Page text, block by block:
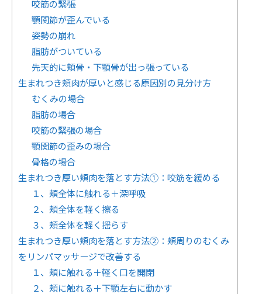
咬筋の緊張
顎関節が歪んでいる
姿勢の崩れ
脂肪がついている
先天的に頬骨・下顎骨が出っ張っている
生まれつき頬肉が厚いと感じる原因別の見分け方
むくみの場合
脂肪の場合
咬筋の緊張の場合
顎関節の歪みの場合
骨格の場合
生まれつき厚い頬肉を落とす方法①：咬筋を緩める
１、頬全体に触れる＋深呼吸
２、頬全体を軽く擦る
３、頬全体を軽く揺らす
生まれつき厚い頬肉を落とす方法②：頬周りのむくみ
をリンパマッサージで改善する
１、頬に触れる＋軽く口を開閉
２、頬に触れる＋下顎左右に動かす